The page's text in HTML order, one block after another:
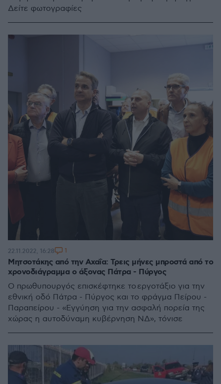
Δείτε φωτογραφίες
Μητσοτάκης από την Αχαΐα: Τρεις μήνες μπροστά από το
χρονοδιάγραμμα ο άξονας Πάτρα - Πύργος
Ο πρωθυπουργός επισκέφτηκε το εργοτάξιο για την
εθνική οδό Πάτρα - Πύργος και το φράγμα Πείρου -
Παραπείρου - «Εγγύηση για την ασφαλή πορεία της
χώρας η αυτοδύναμη κυβέρνηση ΝΔ», τόνισε
22.11.2022, 16:28 1